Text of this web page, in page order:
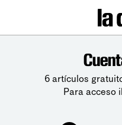
6 artículos
Para acceso